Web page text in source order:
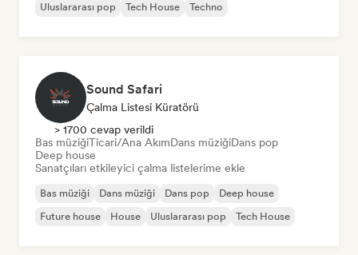
Uluslararası pop
Tech House Techno
Sound Safari
Çalma Listesi Küratörü
> 1700 cevap verildi
Bas müziğiTicari/Ana AkımDans müziğiDans pop
Deep house
Sanatçıları etkileyici çalma listelerime ekle
Bas müziği Dans müziği Dans pop
Deep house
Future house
House Uluslararası pop Tech House